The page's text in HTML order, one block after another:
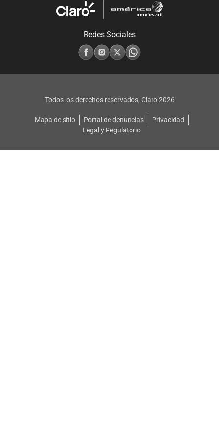
Redes Sociales
Todos los derechos reservados, Claro 2026
Mapa de sitio Portal de denuncias
Privacidad
Legal y Regulatorio